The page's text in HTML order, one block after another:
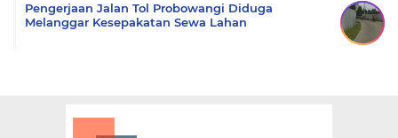
Pengerjaan Jalan Tol Probowangi Diduga
Melanggar Kesepakatan Sewa Lahan